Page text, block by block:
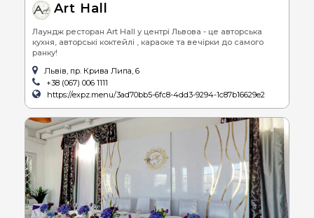
Art Hall
Лаундж ресторан Art Hall у центрі Львова - це авторська
кухня, авторські коктейлі , караоке та вечірки до самого
ранку!
Львів, пр. Крива Липа, 6
+38 (067) 006 1111
https://expz.menu/3ad70bb5-6fc8-4dd3-9294-1c87b16629e2